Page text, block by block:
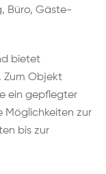
Büro, Gäste-
bietet
Zum Objekt
ein gepflegter
Möglichkeiten zur
bis zur